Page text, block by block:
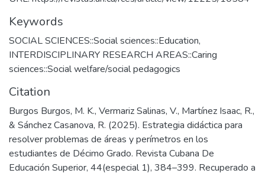
Keywords
SOCIAL SCIENCES::Social sciences::Education,
INTERDISCIPLINARY RESEARCH AREAS::Caring
sciences::Social welfare/social pedagogics
Citation
Burgos Burgos, M. K., Vermariz Salinas, V., Martínez Isaac, R.,
& Sánchez Casanova, R. (2025). Estrategia didáctica para
resolver problemas de áreas y perímetros en los
estudiantes de Décimo Grado. Revista Cubana De
Educación Superior, 44(especial 1), 384–399. Recuperado a